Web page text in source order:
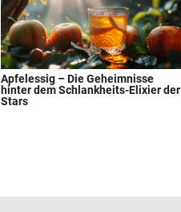
Apfelessig – Die Geheimnisse
hinter dem Schlankheits-Elixier der
Stars